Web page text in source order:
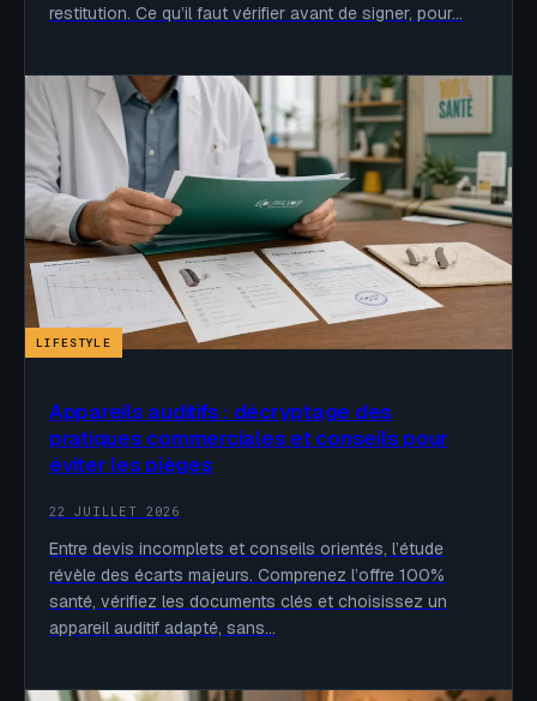
restitution. Ce qu’il faut vérifier avant de signer, pour…
LIFESTYLE
Appareils auditifs : décryptage des
pratiques commerciales et conseils pour
éviter les pièges
22 JUILLET 2026
Entre devis incomplets et conseils orientés, l’étude
révèle des écarts majeurs. Comprenez l’offre 100%
santé, vérifiez les documents clés et choisissez un
appareil auditif adapté, sans…